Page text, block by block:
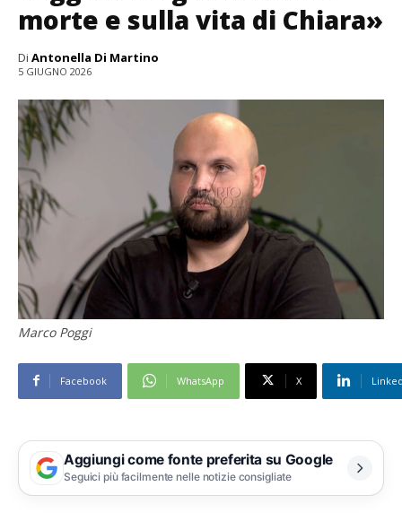
morte e sulla vita di Chiara»
Di Antonella Di Martino
5 GIUGNO 2026
Marco Poggi
Facebook WhatsApp X
Aggiungi come fonte preferita su Google
Seguici più facilmente nelle notizie consigliate